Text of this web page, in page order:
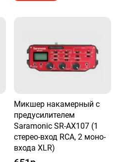
Микшер накамерный с
предусилителем
Saramonic SR-AX107 (1
стерео-вход RCA, 2 моно-
входа XLR)